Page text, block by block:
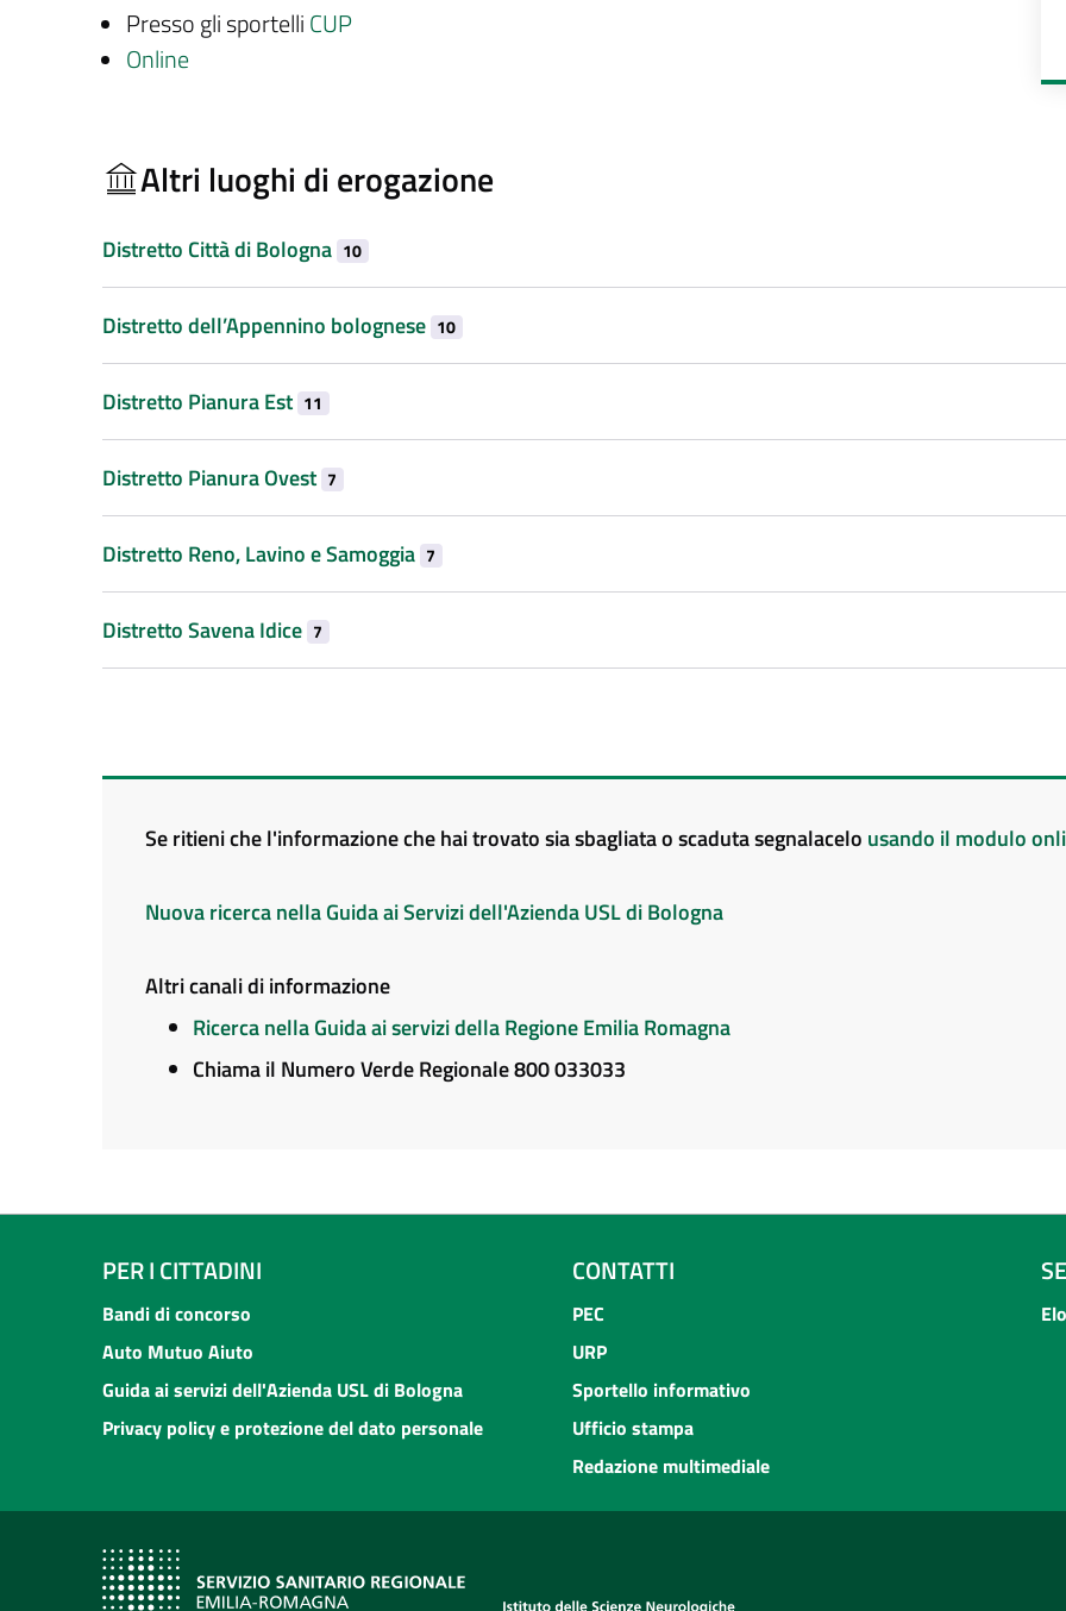
Presso gli sportelli CUP
Online
Altri luoghi di erogazione
Distretto Città di Bologna 10
Distretto dell’Appennino bolognese 10
Distretto Pianura Est 11
Distretto Pianura Ovest 7
Distretto Reno, Lavino e Samoggia 7
Distretto Savena Idice 7
Se ritieni che l'informazione che hai trovato sia sbagliata o scaduta segnalacelo usando il modulo
Nuova ricerca nella Guida ai Servizi dell'Azienda USL di Bologna
Altri canali di informazione
Ricerca nella Guida ai servizi della Regione Emilia Romagna
Chiama il Numero Verde Regionale 800 033033
PER I CITTADINI
Bandi di concorso
Auto Mutuo Aiuto
Guida ai servizi dell'Azienda USL di Bologna
Privacy policy e protezione del dato personale
CONTATTI
PEC
URP
Sportello informativo
Ufficio stampa
Redazione multimediale